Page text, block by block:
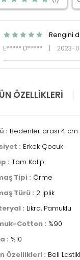
Rengini
E***** D*****
| 2023-
ÖZELLIKLERI
: Bedenler arası 4 cm
: Erkek Çocuk
: Tam Kalıp
Tipi : Örme
Türü : 2 İplik
: Likra, Pamuklu
Cotton : %90
: %10
Özellikleri : Beli